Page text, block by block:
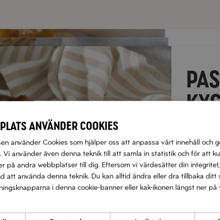
använder cookies
använder Cookies som hjälper oss att anpassa vårt innehåll och
Vi använder även denna teknik till att samla in statistik och för att
på andra webbplatser till dig. Eftersom vi värdesätter din
att använda denna teknik. Du kan alltid ändra eller dra tillbaka ditt
i denna cookie-banner eller kak-ikonen längst ner på